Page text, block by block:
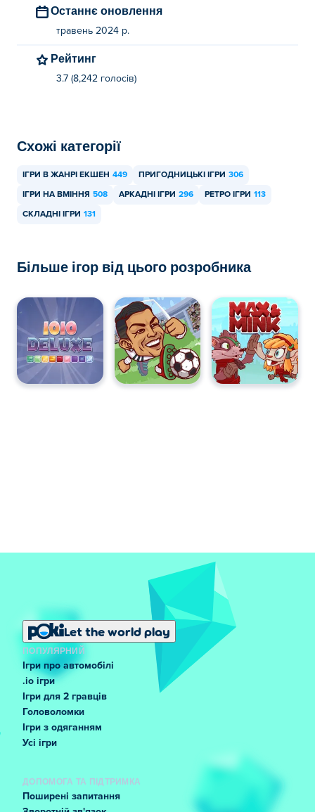
Останнє оновлення
травень 2024 р.
Рейтинг
3.7 (8,242 голосів)
Схожі категорії
ІГРИ В ЖАНРІ ЕКШЕН 449 ПРИГОДНИЦЬКІ ІГРИ 306
ІГРИ НА ВМІННЯ 508 АРКАДНІ ІГРИ 296 РЕТРО ІГРИ 113
СКЛАДНІ ІГРИ 131
Більше ігор від цього розробника
Let the world play
ПОПУЛЯРНИЙ
Ігри про автомобілі
.io ігри
Ігри для 2 гравців
Головоломки
Ігри з одяганням
Усі ігри
ДОПОМОГА ТА ПІДТРИМКА
Поширені запитання